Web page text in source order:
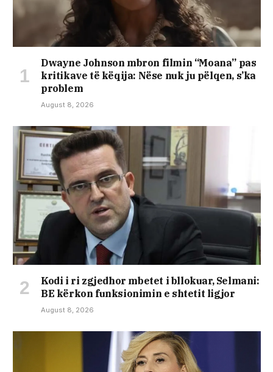
Dwayne Johnson mbron filmin “Moana” pas
kritikave të këqija: Nëse nuk ju pëlqen, s’ka
problem
August 8, 2026
Kodi i ri zgjedhor mbetet i bllokuar, Selmani:
BE kërkon funksionimin e shtetit ligjor
August 8, 2026